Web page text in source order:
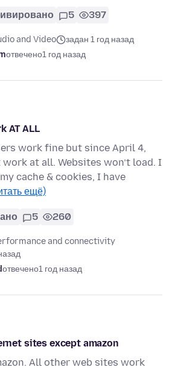
5 397
and Video
задан 1 год назад
отвечено1 год назад
AT ALL
work fine but since April 4,
at all. Websites won’t load. I
cache & cookies, I have
ещё)
5 260
and connectivity
отвечено1 год назад
sites except amazon
All other web sites work